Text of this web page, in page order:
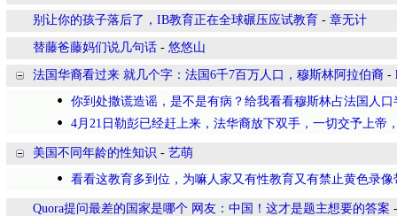
别让你的孩子落后了，IB教育正在全球碾压应试教育 - 章无计
替藤爸藤妈们说几句话 - 悠悠山
法国华裔看过来 就几个字：法国6千7百万人口，穆斯林阿拉伯裔 -
你到处撒谎造谣，是不是有病？给我看看穆斯林占法国人口
4月21日勒彭已经赶上来，法华裔放下双手，一切交予上帝
美国不同年龄的性知识 - 艺萌
看看这教育多到位，为嘛人家又有性教育又有禁止黄色录像
Quora提问最差的国家是哪个 网友：中国！这才是题主想要的答案